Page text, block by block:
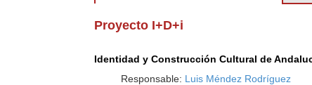
Proyecto I+D+i
Identidad y Construcción Cultural de
Responsable: Luis Méndez Rodríguez